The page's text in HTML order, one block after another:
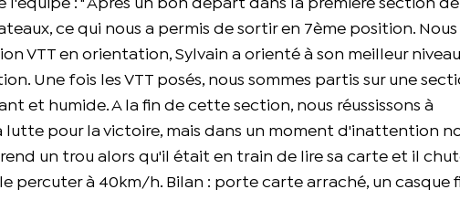
l'équipe : " Après un bon départ dans la première section de
ce qui nous a permis de sortir en 7ème position. Nous
VTT en orientation, Sylvain a orienté à son meilleur
Une fois les VTT posés, nous sommes partis sur une
et humide. A la fin de cette section, nous réussissons à
lutte pour la victoire, mais dans un moment d'inattention
un trou alors qu'il était en train de lire sa carte et il
à 40km/h. Bilan : porte carte arraché, un casque